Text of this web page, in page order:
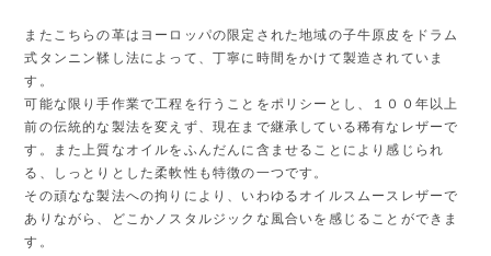
またこちらの革はヨーロッパの限定された地域の子牛原皮をドラム
式タンニン鞣し法によって、丁寧に時間をかけて製造されていま
す。
可能な限り手作業で工程を行うことをポリシーとし、１００年以上
前の伝統的な製法を変えず、現在まで継承している稀有なレザーで
す。また上質なオイルをふんだんに含ませることにより感じられ
る、しっとりとした柔軟性も特徴の一つです。
その頑なな製法への拘りにより、いわゆるオイルスムースレザーで
ありながら、どこかノスタルジックな風合いを感じることができま
す。